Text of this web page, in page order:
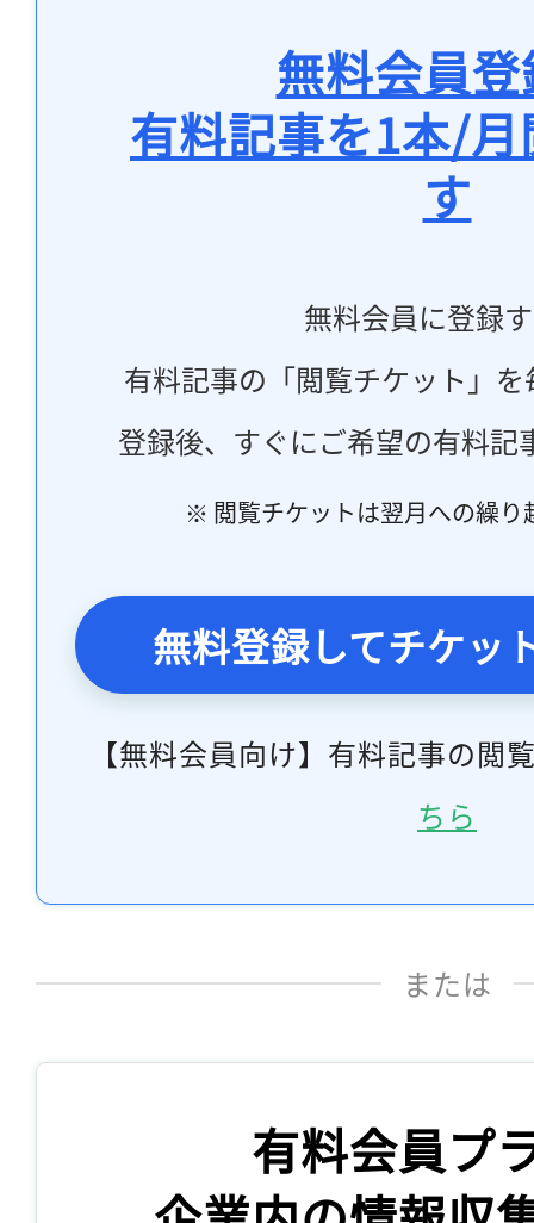
無料会員
有料記事を1本/
す
無料会員に登録
有料記事の「閲覧チケット」
登録後、すぐにご希望の有料記
※ 閲覧チケットは翌月への繰り
無料登録してチケッ
【無料会員向け】有料記事の閲
ちら
または
有料会員プ